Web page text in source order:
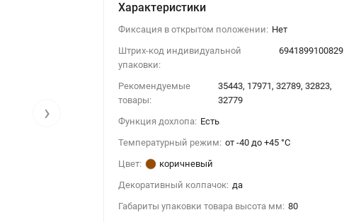
›
Характеристики
Фиксация в открытом положении: Нет
Штрих-код индивидуальной
упаковки:
6941899100829
Рекомендуемые
товары:
35443, 17971, 32789, 32823,
32779
Функция дохлопа: Есть
Температурный режим: от -40 до +45 °С
Цвет:
коричневый
Декоративный колпачок: да
Габариты упаковки товара высота мм: 80